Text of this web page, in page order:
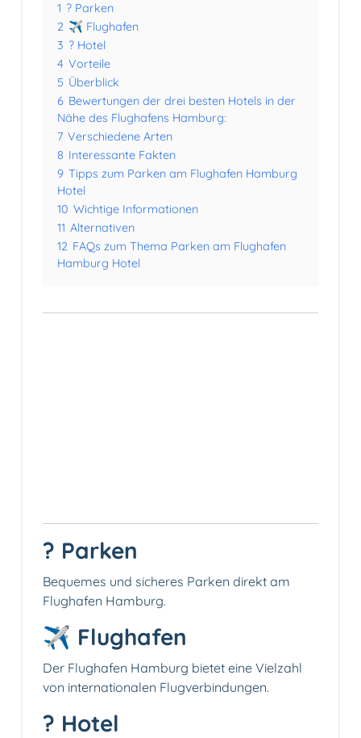
1 ? Parken
2 ✈️ Flughafen
3 ? Hotel
4 Vorteile
5 Überblick
6 Bewertungen der drei besten Hotels in der
Nähe des Flughafens Hamburg:
7 Verschiedene Arten
8 Interessante Fakten
9 Tipps zum Parken am Flughafen Hamburg
Hotel
10 Wichtige Informationen
11 Alternativen
12 FAQs zum Thema Parken am Flughafen
Hamburg Hotel
? Parken
Bequemes und sicheres Parken direkt am
Flughafen Hamburg.
✈️ Flughafen
Der Flughafen Hamburg bietet eine Vielzahl
von internationalen Flugverbindungen.
? Hotel